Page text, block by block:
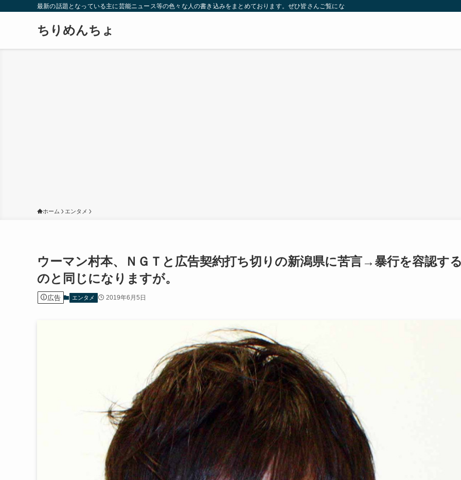
最新の話題となっている主に芸能ニュース等の色々な人の書き込みをまとめております。ぜひ皆さんご覧になっていってください。
ちりめんちょ
ホーム エンタメ
ウーマン村本、ＮＧＴと広告契約打ち切りの新潟県に苦言→暴行を容認する
のと同じになりますが。
広告 エンタメ 2019年6月5日